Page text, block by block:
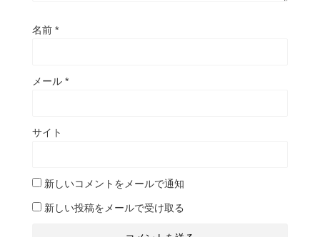
名前 *
メール *
サイト
新しいコメントをメールで通知
新しい投稿をメールで受け取る